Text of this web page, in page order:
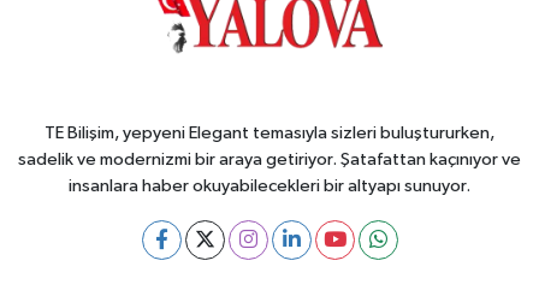
TE Bilişim, yepyeni Elegant temasıyla sizleri buluştururken,
sadelik ve modernizmi bir araya getiriyor. Şatafattan kaçınıyor ve
insanlara haber okuyabilecekleri bir altyapı sunuyor.